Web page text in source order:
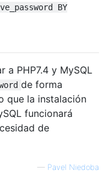
BY
a PHP7.4 y MySQL
de forma
que la instalación
funcionará
de
— Pavel Niedoba